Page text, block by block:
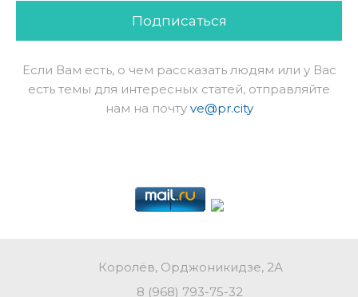
Подписаться
Если Вам есть, о чем рассказать людям или у Вас
есть темы для интересных статей, отправляйте
нам на почту ve@pr.city
Королёв, Орджоникидзе, 2А
8 (968) 793-75-32